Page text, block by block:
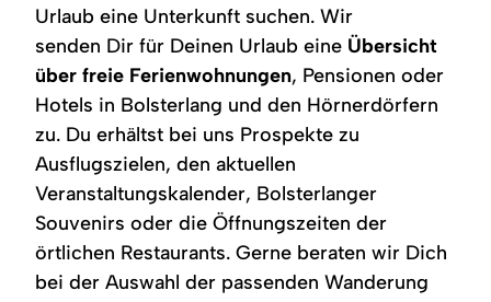
Fassade
danebn
sind
dunkle
Holzbalken.
dem
Eingang
befinden
sich
mit
einer
Fußmatte
sowie
Bolsterlagn
der
Hauswand
abgebildet.
Es
einen
überdachten
Eingang
und
Plakatwand.
sind.
Regale
stehen
auf
einem
Teppichboden.
Zeitschriften
und
ein
Fenster
mit
Vorhängen
sorgt
für
Tageslicht.
Urlaub eine Unterkunft suchen. Wir
senden Dir für Deinen Urlaub eine Übersicht
über freie Ferienwohnungen, Pensionen oder
Hotels in Bolsterlang und den Hörnerdörfern
zu. Du erhältst bei uns Prospekte zu
Ausflugszielen, den aktuellen
Veranstaltungskalender, Bolsterlanger
Souvenirs oder die Öffnungszeiten der
örtlichen Restaurants. Gerne beraten wir Dich
bei der Auswahl der passenden Wanderung